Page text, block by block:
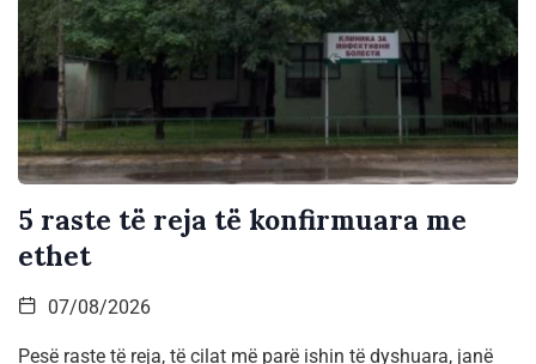
5 raste të reja të konfirmuara me
ethet
07/08/2026
Pesë raste të reja, të cilat më parë ishin të dyshuara, janë